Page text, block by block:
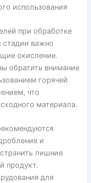
использования
при обработке
стадии важно
окисление.
обратить внимание
горячей
что
материала.
и
лишние
продукт.
для